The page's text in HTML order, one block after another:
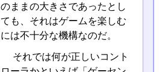
のままの大きさであったとし
ても、それはゲームを楽しむ
には不十分な機構なのだ。
それでは何が正しいコント